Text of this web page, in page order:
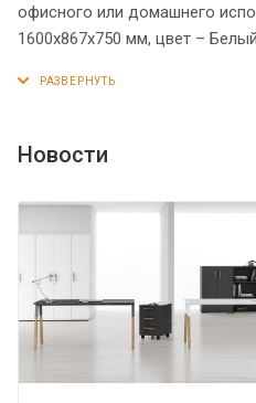
офисного или домашнего
1600х867х750 мм, цвет –
типа BENCH из двух П-
Металлокаркас имеет
торцов всех элементов -
опоры обеспечат столу
Новости